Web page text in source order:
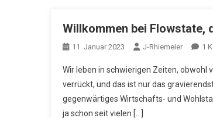
Willkommen bei Flowstate,
11. Januar 2023 J-Rhiemeier 1
Wir leben in schwierigen Zeiten, obwohl
verrückt, und das ist nur das
gegenwärtiges Wirtschafts- und
ja schon seit vielen […]